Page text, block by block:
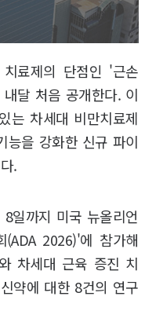
료제의 단점인 '근손
달 처음 공개한다. 이
는 차세대 비만치료제
능을 강화한 신규 파이
.
일까지 미국 뉴올리언
(ADA 2026)'에 참가해
차세대 근육 증진 치
약에 대한 8건의 연구